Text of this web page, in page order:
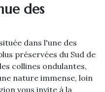
des
dans l'une des
préservées du Sud de
collines ondulantes,
nature immense, loin
vous invite à la